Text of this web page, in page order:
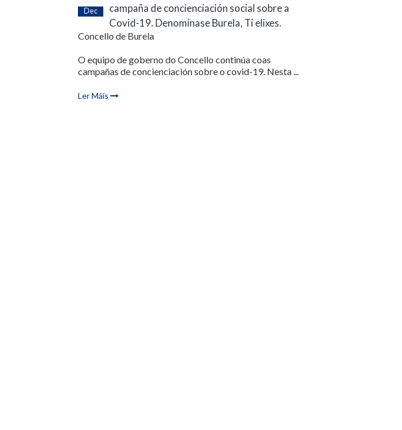
Dec
campaña de concienciación social sobre a
Covid-19. Denomínase Burela, Ti elixes.
Concello de Burela
O equipo de goberno do Concello continúa coas
campañas de concienciación sobre o covid-19. Nesta ...
Ler Máis